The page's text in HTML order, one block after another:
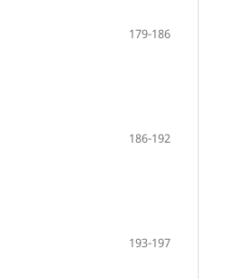
179-186
186-192
193-197